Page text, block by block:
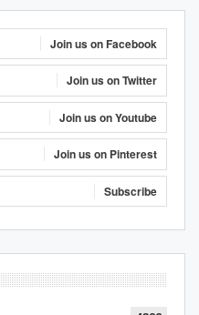
Join us on Facebook
Join us on Twitter
Join us on Youtube
Join us on Pinterest
Subscribe